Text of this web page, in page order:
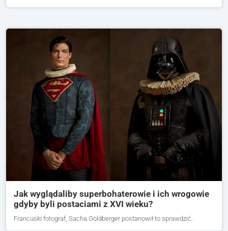
Jak wyglądaliby superbohaterowie i ich wrogowie
gdyby byli postaciami z XVI wieku?
Francuski fotograf, Sacha Goldberger postanowił to sprawdzić.